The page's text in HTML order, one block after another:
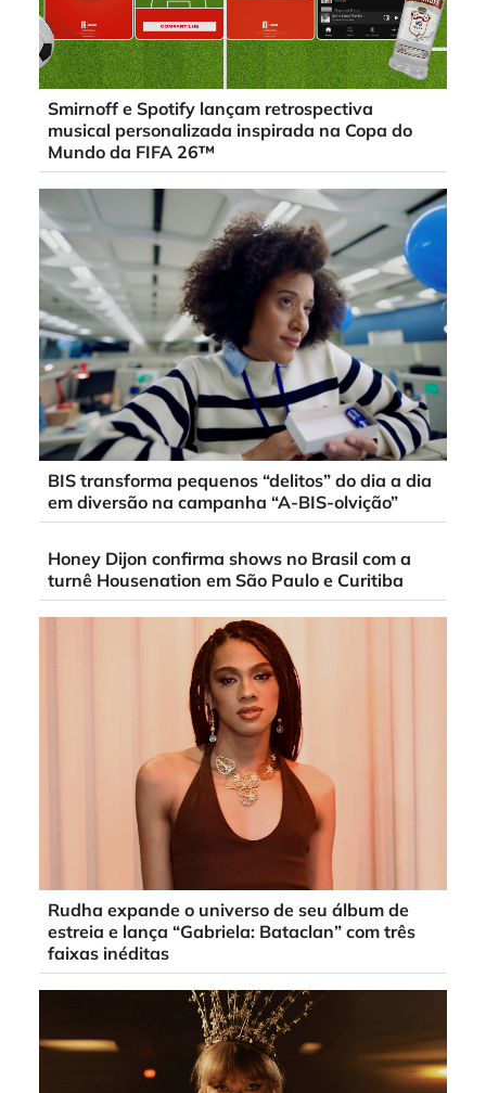
Smirnoff e Spotify lançam retrospectiva
musical personalizada inspirada na Copa do
Mundo da FIFA 26™
BIS transforma pequenos “delitos” do dia a dia
em diversão na campanha “A-BIS-olvição”
Honey Dijon confirma shows no Brasil com a
turnê Housenation em São Paulo e Curitiba
Rudha expande o universo de seu álbum de
estreia e lança “Gabriela: Bataclan” com três
faixas inéditas